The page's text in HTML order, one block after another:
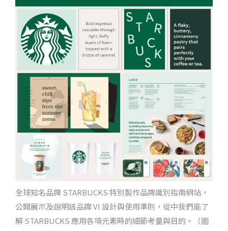
全球知名品牌 STARBUCKS 特別製作品牌識別指南網站，
公開展示及說明該品牌 VI 設計與使用準則，從中我們能了
解 STARBUCKS 應用各項元素時的細節考量與目的。（圖